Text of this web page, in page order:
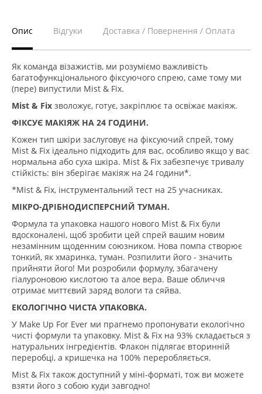
Опис Відгуки Доставка / Повернення / Оплата
Як команда візажистів, ми розуміємо важливість
багатофункціонального фіксуючого спрею, саме тому ми
(пере) випустили Mist & Fix.
Mist & Fix зволожує, готує, закріплює та освіжає макіяж.
ФІКСУЄ МАКІЯЖ НА 24 ГОДИНИ.
Кожен тип шкіри заслуговує на фіксуючий спрей, тому
Mist & Fix ідеально підходить для вас, особливо якщо у вас
нормальна або суха шкіра. Mist & Fix забезпечує тривалу
стійкість: він зберігає макіяж на 24 години*.
*Mist & Fix, інструментальний тест на 25 учасниках.
МІКРО-ДРІБНОДИСПЕРСНИЙ ТУМАН.
Формула та упаковка нашого нового Mist & Fix були
вдосконалені, щоб зробити цей спрей вашим новим
незамінним щоденним союзником. Нова помпа створює
тонкий, як хмаринка, туман. Розпилити його - значить
прийняти його! Ми розробили формулу, збагачену
гіалуроновою кислотою та алое вера. Ваше обличчя
отримає миттєвий заряд вологи та сяйва.
ЕКОЛОГІЧНО ЧИСТА УПАКОВКА.
У Make Up For Ever ми прагнемо пропонувати екологічно
чисті формули та упаковку. Mist & Fix на 93% складається з
натуральних інгредієнтів. Флакон підлягає вторинній
переробці, а кришечка на 100% переробляється.
Mist & Fix також доступний у міні-форматі, тож ви можете
взяти його з собою куди завгодно!